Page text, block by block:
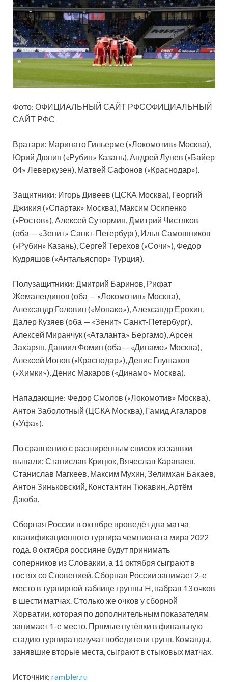
Фото: ОФИЦИАЛЬНЫЙ САЙТ РФСОФИЦИАЛЬНЫЙ
САЙТ РФС
Вратари: Маринато Гильерме («Локомотив» Москва),
Юрий Дюпин («Рубин» Казань), Андрей Лунев («Байер
04» Леверкузен), Матвей Сафонов («Краснодар»).
Защитники: Игорь Дивеев (ЦСКА Москва), Георгий
Джикия («Спартак» Москва), Максим Осипенко
(«Ростов»), Алексей Сутормин, Дмитрий Чистяков
(оба — «Зенит» Санкт-Петербург), Илья Самошников
(«Рубин» Казань), Сергей Терехов («Сочи»), Федор
Кудряшов («Антальяспор» Турция).
Полузащитники: Дмитрий Баринов, Рифат
Жемалетдинов (оба — «Локомотив» Москва),
Александр Головин («Монако»), Александр Ерохин,
Далер Кузяев (оба — «Зенит» Санкт-Петербург),
Алексей Миранчук («Аталанта» Бергамо), Арсен
Захарян, Даниил Фомин (оба — «Динамо» Москва),
Алексей Ионов («Краснодар»), Денис Глушаков
(«Химки»), Денис Макаров («Динамо» Москва).
Нападающие: Федор Смолов («Локомотив» Москва),
Антон Заболотный (ЦСКА Москва), Гамид Агаларов
(«Уфа»).
По сравнению с расширенным список из заявки
выпали: Станислав Крицюк, Вячеслав Караваев,
Станислав Магкеев, Максим Мухин, Зелимхан Бакаев,
Антон Зиньковский, Константин Тюкавин, Артём
Дзюба.
Сборная России в октябре проведёт два матча
квалификационного турнира чемпионата мира 2022
года. 8 октября россияне будут принимать
соперников из Словакии, а 11 октября сыграют в
гостях со Словенией. Сборная России занимает 2-е
место в турнирной таблице группы H, набрав 13 очков
в шести матчах. Столько же очков у сборной
Хорватии, которая по дополнительным показателям
занимает 1-е место. Прямые путёвки в финальную
стадию турнира получат победители групп. Команды,
занявшие вторые места, сыграют в стыковых матчах.
Источник: rambler.ru